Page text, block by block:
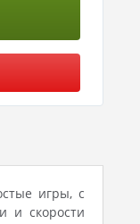
игры, с
и скорости